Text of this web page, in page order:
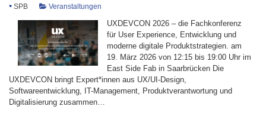
• SPB Veranstaltungen
UXDEVCON 2026 – die Fachkonferenz
für User Experience, Entwicklung und
moderne digitale Produktstrategien. am
19. März 2026 von 12:15 bis 19:00 Uhr im
East Side Fab in Saarbrücken Die
UXDEVCON bringt Expert*innen aus UX/UI-Design,
Softwareentwicklung, IT-Management, Produktverantwortung und
Digitalisierung zusammen…